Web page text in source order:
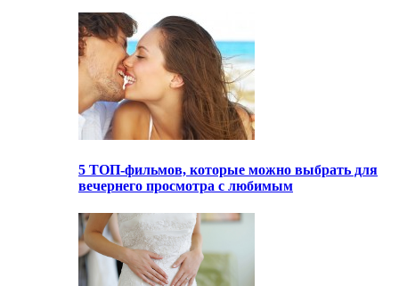
5 ТОП-фильмов, которые можно выбрать для
вечернего просмотра с любимым